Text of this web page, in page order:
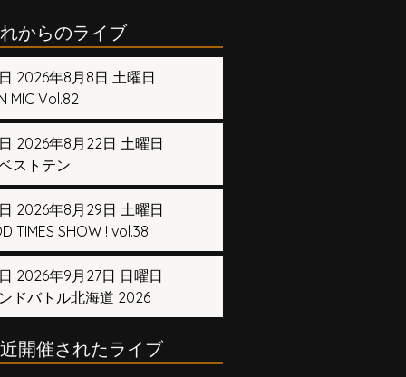
からのライブ
2026年8月8日 土曜日
MIC Vol.82
2026年8月22日 土曜日
ストテン
2026年8月29日 土曜日
TIMES SHOW ! vol.38
2026年9月27日 日曜日
ドバトル北海道 2026
開催されたライブ